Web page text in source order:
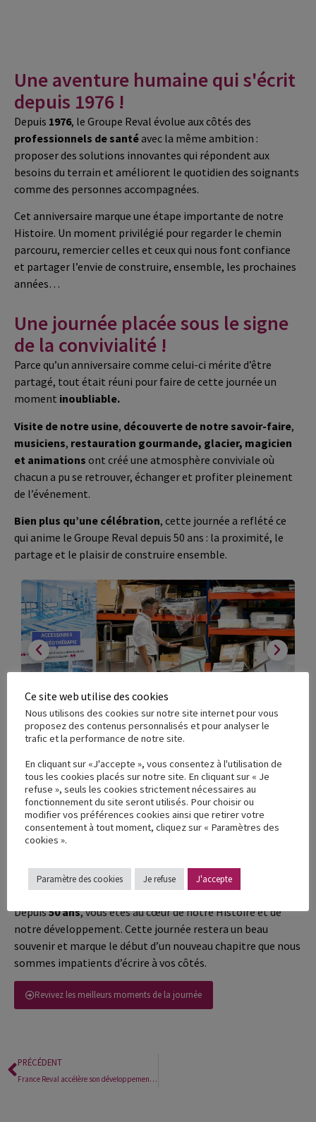
Une aventure humaine qui s'écrit
depuis 1976 !
Depuis 1976, le Groupe Reval évolue aux côtés des
professionnels de santéavec la même ambition :
proposer des solutions innovantes qui répondent aux
besoins du terrain et améliorent le quotidien des soignants
comme des personnes accompagnées.
Cet anniversaire marque une étape importante de notre
Histoire. Un moment privilégié pour regarder le chemin
parcouru, remercier celles et ceux qui nous font confiance
et partager l’envie de construire, ensemble, les prochaines
années…
Une journée placée sous le signe
de la convivialité !
Parce qu’un anniversaire comme celui-ci mérite d’être
partagé, tout était réuni pour faire de cette journée un
moment inoubliable.
Visite de notre usine, découverte de notre savoir-faire,
musiciens, restauration gourmande, glacier, magicien
et animations ont créé une atmosphère conviviale où
chacun a pu se retrouver, échanger et profiter pleinement
de l’événement.
Bien plus qu’une célébration, cette journée a reflété ce
qui anime le Groupe Reval depuis 50 ans : la proximité, le
partage et le plaisir de construire ensemble.
Merci d'avoir célébré ces 50 ans
avec nous !
clients,partenairesetprestatairespour leur présence et
leur confiance.
Depuis50 ans, vous êtes au cœur de notre Histoire et de
notre développement. Cette journée restera un beau
souvenir et marque le début d’un nouveau chapitre que nous
sommes impatients d’écrire à vos côtés.
Revivez les meilleurs moments de la journée
PRÉCÉDENT
France Reval accélère son développement avec l’acquisition de Cryobain
Ce site web utilise des cookies
Nous utilisons des cookies sur notre site internet pour vous
proposez des contenus personnalisés et pour analyser le
trafic et la performance de notre site.
En cliquant sur «J'accepte », vous consentez à l'utilisation de
tous les cookies placés sur notre site. En cliquant sur « Je
refuse », seuls les cookies strictement nécessaires au
fonctionnement du site seront utilisés. Pour choisir ou
modifier vos préférences cookies ainsi que retirer votre
consentement à tout moment, cliquez sur « Paramètres des
cookies ».
Paramètre des cookies Je refuse J'accepte